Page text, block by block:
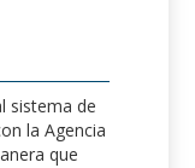
sistema de
la Agencia
que